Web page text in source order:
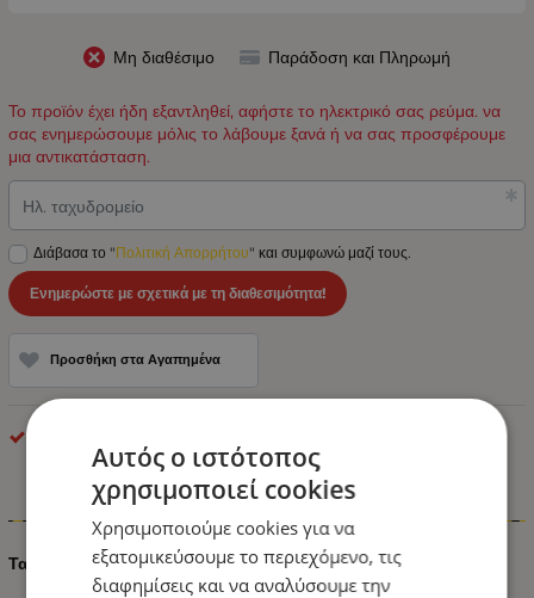
Μη διαθέσιμο Παράδοση και Πληρωμή
Το προϊόν έχει ήδη εξαντληθεί, αφήστε το ηλεκτρικό σας ρεύμα. να
σας ενημερώσουμε μόλις το λάβουμε ξανά ή να σας προσφέρουμε
μια αντικατάσταση.
Ηλ. ταχυδρομείο
Διάβασα το "Πολιτική Απορρήτου" και συμφωνώ μαζί τους.
Ενημερώστε με σχετικά με τη διαθεσιμότητα!
Προσθήκη στα Αγαπημένα
Πληροφορίες
Ταινία LED 4.8 watt 60 smd 2835 Λευκό Ημέρας Αδιάβροχη
Αυτός ο ιστότοπος
χρησιμοποιεί cookies
Χρησιμοποιούμε cookies για να
εξατομικεύσουμε το περιεχόμενο, τις
διαφημίσεις και να αναλύσουμε την